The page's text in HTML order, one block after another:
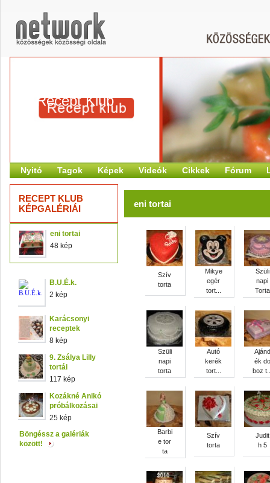
Recept Klub
Nyitó Tagok Képek Videók Cikkek Fórum
RECEPT KLUB
KÉPGALÉRIÁI
eni tortai
48 kép
B.U.É.k.
2 kép
Karácsonyi
receptek
8 kép
9. Zsálya Lilly
tortái
117 kép
Kozákné Anikó
próbálkozásai
25 kép
Böngéssz a galériák
között!
eni tortai
Szív
torta
Mikye
egér
tort...
Szüli
napi
Torta
Szüli
napi
torta
Autó
kerék
tort...
Ajánd
ék do
boz
Barbi
e tor
ta
Szív
torta
Judit
h 5